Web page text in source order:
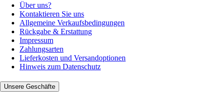
Über uns?
Kontaktieren Sie uns
Allgemeine Verkaufsbedingungen
Rückgabe & Erstattung
Impressum
Zahlungsarten
Lieferkosten und Versandoptionen
Hinweis zum Datenschutz
Unsere Geschäfte